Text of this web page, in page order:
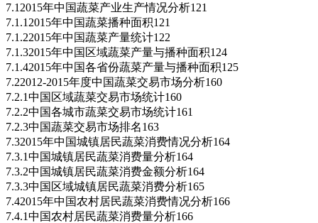
7.12015年中国蔬菜产业生产情况分析121
7.1.12015年中国蔬菜播种面积121
7.1.22015年中国蔬菜产量统计122
7.1.32015年中国区域蔬菜产量与播种面积124
7.1.42015年中国各省份蔬菜产量与播种面积125
7.22012-2015年度中国蔬菜交易市场分析160
7.2.1中国区域蔬菜交易市场统计160
7.2.2中国各城市蔬菜交易市场统计161
7.2.3中国蔬菜交易市场排名163
7.32015年中国城镇居民蔬菜消费情况分析164
7.3.1中国城镇居民蔬菜消费量分析164
7.3.2中国城镇居民蔬菜消费金额分析164
7.3.3中国区域城镇居民蔬菜消费分析165
7.42015年中国农村居民蔬菜消费情况分析166
7.4.1中国农村居民蔬菜消费量分析166